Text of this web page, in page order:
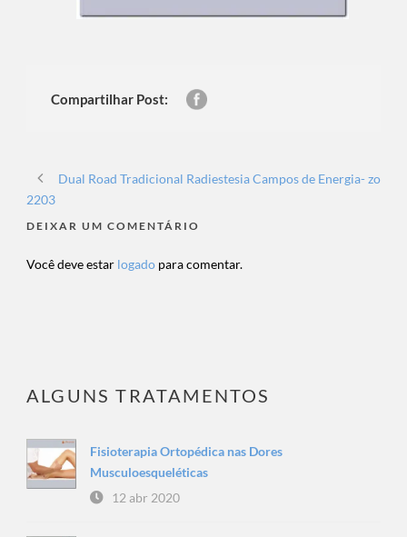
Compartilhar Post:
Dual Road Tradicional Radiestesia Campos de Energia- zo
2203
DEIXAR UM COMENTÁRIO
Você deve estar logado para comentar.
ALGUNS TRATAMENTOS
Fisioterapia Ortopédica nas Dores
Musculoesqueléticas
12 abr 2020